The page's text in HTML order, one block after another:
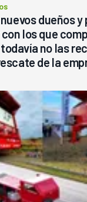
dueños y
los que
no las
de la